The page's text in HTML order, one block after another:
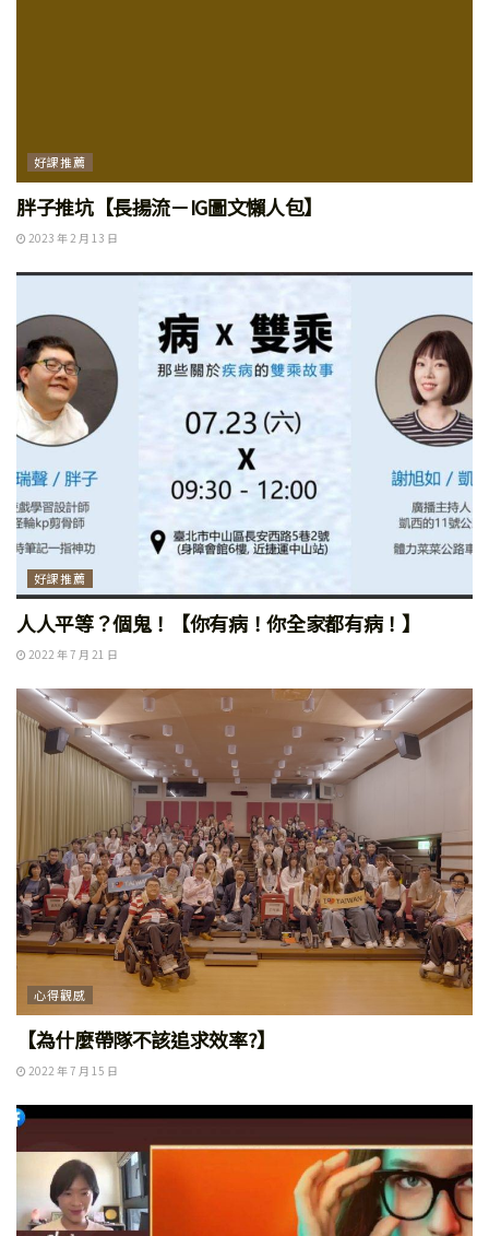
好課推薦
胖子推坑【長揚流－IG圖文懶人包】
2023 年 2 月 13 日
好課推薦
人人平等？個鬼！【你有病！你全家都有病！】
2022 年 7 月 21 日
心得觀感
【為什麼帶隊不該追求效率?】
2022 年 7 月 15 日